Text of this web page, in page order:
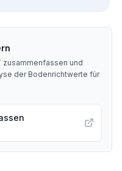
zusammenfassen und
der Bodenrichtwerte für